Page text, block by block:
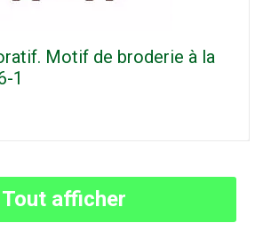
Motif de broderie à la
1
Tout afficher